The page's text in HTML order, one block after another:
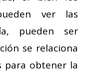
ver las
pueden ser
se relaciona
para obtener la